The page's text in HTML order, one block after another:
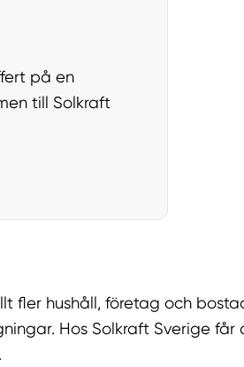
på en
till Solkraft
fler hushåll, företag och
Hos Solkraft Sverige får